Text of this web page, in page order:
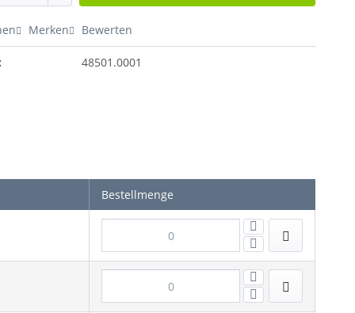
Merken Bewerten
48501.0001
Bestellmenge